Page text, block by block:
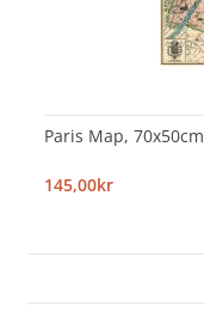
Paris Map,
145,00kr